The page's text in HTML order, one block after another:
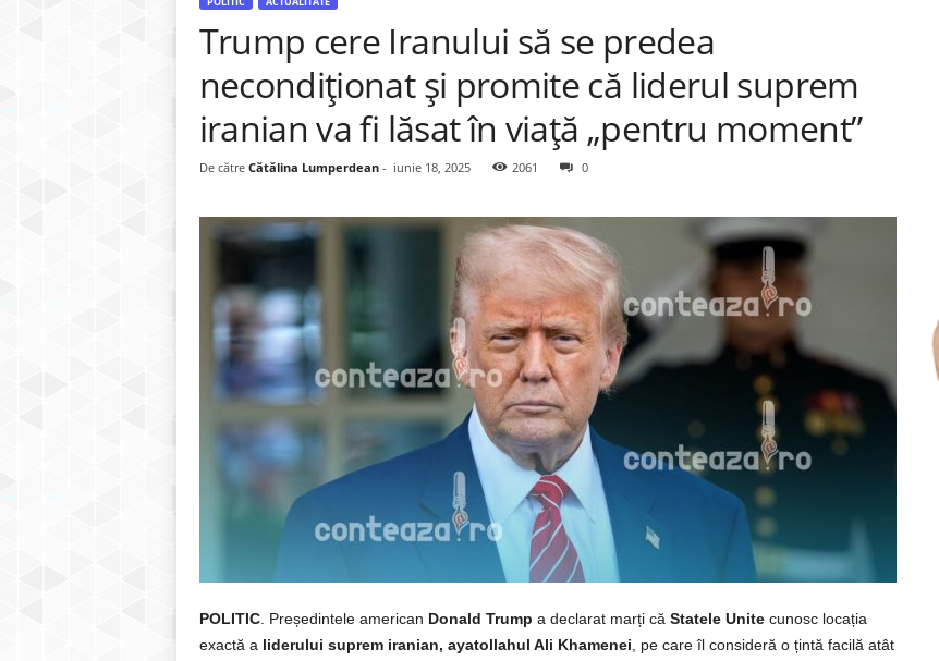
Trump cere Iranului să se predea
necondiționat și promite că liderul suprem
iranian va fi lăsat în viață „pentru moment”
De către Cătălina Lumperdean- iunie 18, 2025 2061 0
POLITIC. Președintele american Donald Trump a declarat marți că Statele Unitecunosc locația
exactă a liderului suprem iranian, ayatollahul Ali Khamenei , pe care îl consideră o țintă facilă atât